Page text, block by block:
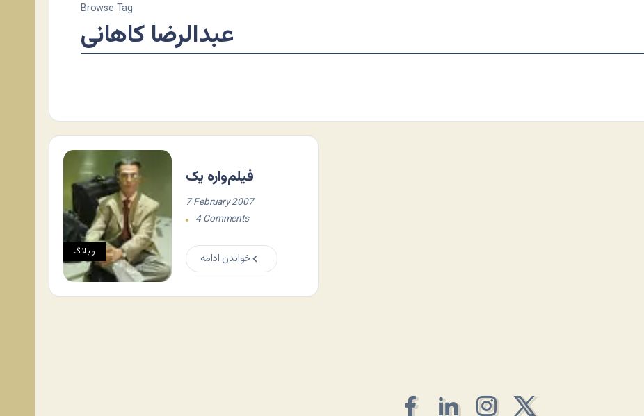
Browse Tag
عبدالرضا کاهانی
وبلاگ
فیلم‌واره یک
7 February 2007
4 Comments
خواندن ادامه